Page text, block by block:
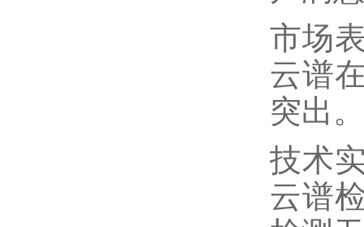
市场
云谱
突出。
技术
云谱